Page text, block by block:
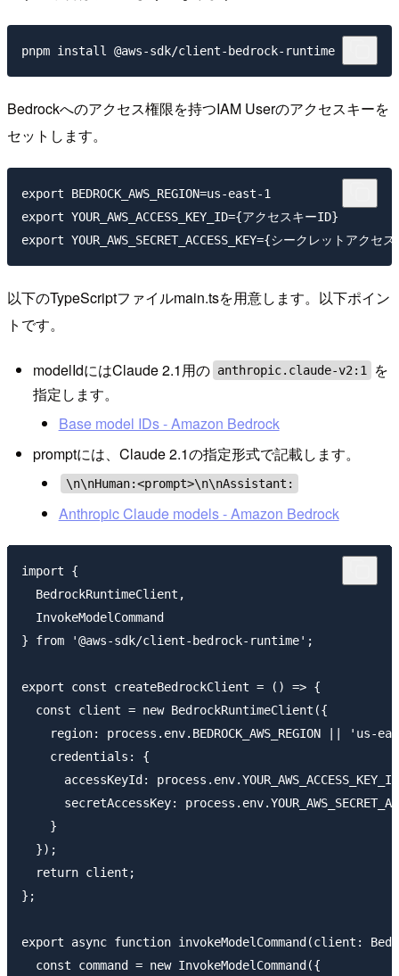
Bedrockへのアクセス権限を持つIAM Userのアクセスキーを
セットします。
export BEDROCK_AWS_REGION=us-east-1
export YOUR_AWS_ACCESS_KEY_ID={アクセスキーID}
以下のTypeScriptファイルmain.tsを用意します。以下ポイン
トです。
modelIdにはClaude 2.1用の anthropic.claude-v2:1
を
指定します。
Base model IDs - Amazon Bedrock
promptには、Claude 2.1の指定形式で記載します。
\n\nHuman:<prompt>\n\nAssistant:
Anthropic Claude models - Amazon Bedrock
import {
  BedrockRuntimeClient,
  InvokeModelCommand
} from '@aws-sdk/client-bedrock-runtime';
export const createBedrockClient = () => {
  const client = new BedrockRuntimeClient({
region: process.env.BEDROCK_AWS_REGION || 'us-
    credentials: {
accessKeyId:
secretAccessKey:
    }
  });
  return client;
};
export async function invokeModelCommand(client:
  const command = new InvokeModelCommand({